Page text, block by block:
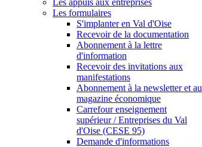
Les appuis aux entreprises
Les formulaires
S'implanter en Val d'Oise
Recevoir de la documentation
Abonnement à la lettre
d'information
Recevoir des invitations aux
manifestations
Abonnement à la newsletter et au
magazine économique
Carrefour enseignement
supérieur / Entreprises du Val
d'Oise (CESE 95)
Demande d'informations